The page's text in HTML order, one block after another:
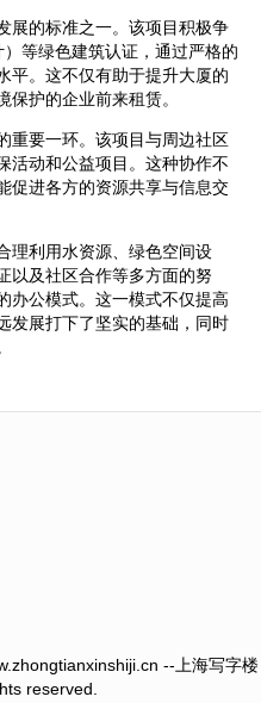
展的标准之一。该项目积极争
等绿色建筑认证，通过严格的
平。这不仅有助于提升大厦的
护的企业前来租赁。
重要一环。该项目与周边社区
活动和公益项目。这种协作不
促进各方的资源共享与信息交
理利用水资源、绿色空间设
以及社区合作等多方面的努
办公模式。这一模式不仅提高
发展打下了坚实的基础，同时
--上海写字楼
reserved.